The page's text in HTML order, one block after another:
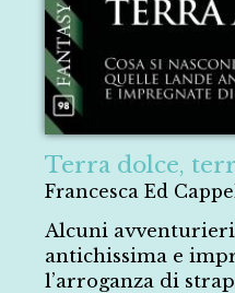
Terra dolce,
Francesca Ed
Alcuni
antichissima e
l’arroganza di